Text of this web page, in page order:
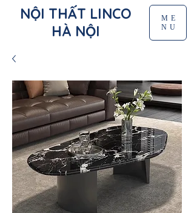
NỘI THẤT LINCO
HÀ NỘI
ME
NU